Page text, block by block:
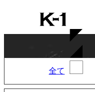
K-
1
全て